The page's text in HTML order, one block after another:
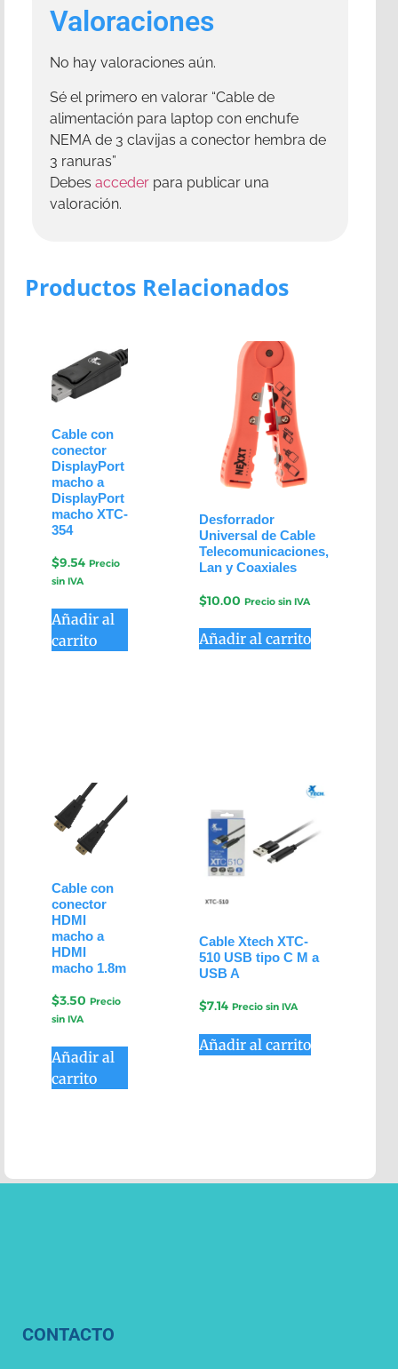
Valoraciones
No hay valoraciones aún.
Sé el primero en valorar “Cable de
alimentación para laptop con enchufe
NEMA de 3 clavijas a conector hembra de
3 ranuras”
Debes acceder para publicar una
valoración.
Productos Relacionados
Cable con
conector
DisplayPort
macho a
DisplayPort
macho XTC-
354
$9.54 Precio
sin IVA
Añadir al
carrito
Desforrador
Universal de Cable
Telecomunicaciones,
Lan y Coaxiales
$10.00 Precio sin IVA
Añadir al carrito
Cable con
conector
HDMI
macho a
HDMI
macho 1.8m
$3.50 Precio
sin IVA
Añadir al
carrito
Cable Xtech XTC-
510 USB tipo C M a
USB A
$7.14 Precio sin IVA
Añadir al carrito
CONTACTO